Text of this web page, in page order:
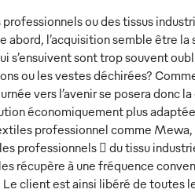
ou des tissus
abord, l’acquisition semble être
s’ensuivent sont trop souvent
ou les vestes déchirées?
vers l’avenir se posera donc
économiquement plus adaptée
professionnel comme Mewa,
professionnels  du tissu
récupère à une fréquence
client est ainsi libéré de toutes